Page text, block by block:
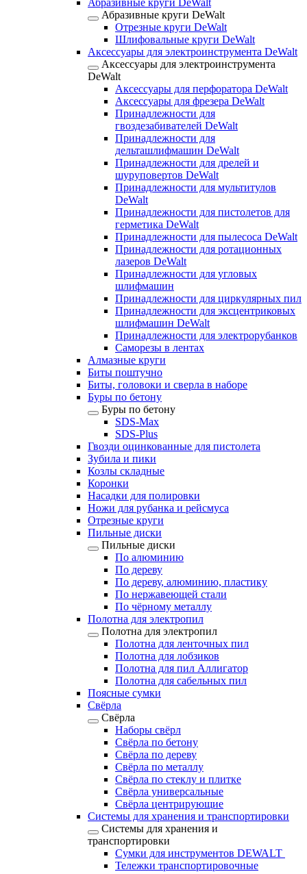
Абразивные круги DeWalt
Абразивные круги DeWalt
Отрезные круги DeWalt
Шлифовальные круги DeWalt
Аксессуары для электроинструмента DeWalt
Аксессуары для электроинструмента
DeWalt
Аксессуары для перфоратора DeWalt
Аксессуары для фрезера DeWalt
Принадлежности для
гвоздезабивателей DeWalt
Принадлежности для
дельташлифмашин DeWalt
Принадлежности для дрелей и
шуруповертов DeWalt
Принадлежности для мультитулов
DeWalt
Принадлежности для пистолетов для
герметика DeWalt
Принадлежности для пылесоса DeWalt
Принадлежности для ротационных
лазеров DeWalt
Принадлежности для угловых
шлифмашин
Принадлежности для циркулярных пил
Принадлежности для эксцентриковых
шлифмашин DeWalt
Принадлежности для электрорубанков
Саморезы в лентах
Алмазные круги
Биты поштучно
Биты, головоки и сверла в наборе
Буры по бетону
Буры по бетону
SDS-Max
SDS-Plus
Гвозди оцинкованные для пистолета
Зубила и пики
Козлы складные
Коронки
Насадки для полировки
Ножи для рубанка и рейсмуса
Отрезные круги
Пильные диски
Пильные диски
По алюминию
По дереву
По дереву, алюминию, пластику
По нержавеющей стали
По чёрному металлу
Полотна для электропил
Полотна для электропил
Полотна для ленточных пил
Полотна для лобзиков
Полотна для пил Аллигатор
Полотна для сабельных пил
Поясные сумки
Свёрла
Свёрла
Наборы свёрл
Свёрла по бетону
Свёрла по дереву
Свёрла по металлу
Свёрла по стеклу и плитке
Свёрла универсальные
Свёрла центрирующие
Системы для хранения и транспортировки
Системы для хранения и
транспортировки
Сумки для инструментов DEWALT
Тележки транспортировочные